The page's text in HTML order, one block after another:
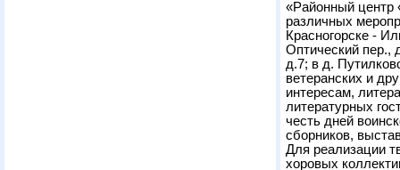
«Районный центр
различных
Красногорске -
Оптический пер.,
д.7; в д.
ветеранских и
интересам,
литературных
честь дней
сборников,
Для реализации
хоровых